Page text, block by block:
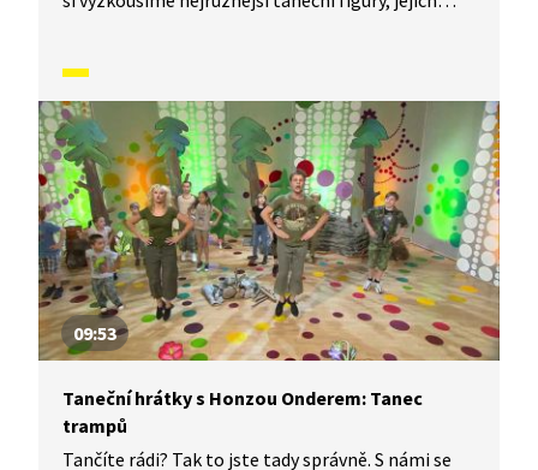
vás inspirovali a udělali z vás krále či královnu
každého tanečního parketu. Dneska si ukážeme,
jak to vypadá, když se tančí tanec sněhuláků.
09:53
Taneční hrátky s Honzou Onderem: Tanec
trampů
Tančíte rádi? Tak to jste tady správně. S námi se